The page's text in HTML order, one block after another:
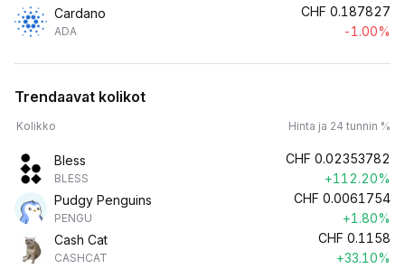
Cardano
ADA
CHF 0.187827
-1.00%
Trendaavat kolikot
Kolikko Hinta ja 24 tunnin %
Bless
BLESS
CHF 0.02353782
+112.20%
Pudgy Penguins
PENGU
CHF 0.0061754
+1.80%
Cash Cat
CASHCAT
CHF 0.1158
+33.10%